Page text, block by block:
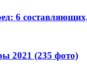
6
2021 (235 фото)